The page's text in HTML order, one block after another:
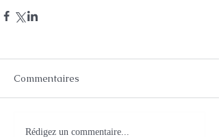
Commentaires
Rédigez un commentaire...